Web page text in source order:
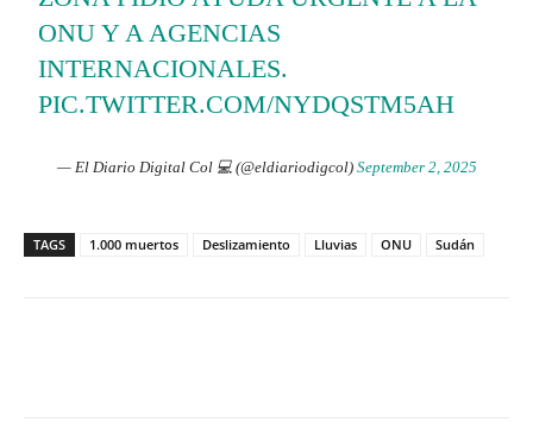
ONU Y A AGENCIAS
INTERNACIONALES.
PIC.TWITTER.COM/NYDQSTM5AH
— El Diario Digital Col 💻 (@eldiariodigcol) September 2, 2025
TAGS 1.000 muertos Deslizamiento Lluvias ONU Sudán